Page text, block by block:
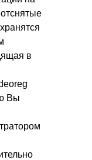
в
Вы